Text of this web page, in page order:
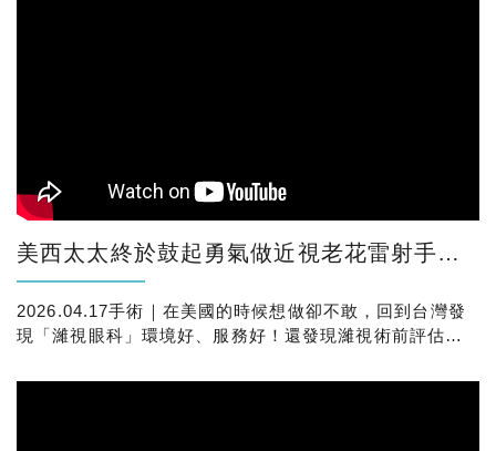
美西太太終於鼓起勇氣做近視老花雷射手術了！更令她放心的是，原來身邊也有朋友也都在濰視做
2026.04.17手術｜在美國的時候想做卻不敢，回到台灣發
現「濰視眼科」環境好、服務好！還發現濰視術前評估超